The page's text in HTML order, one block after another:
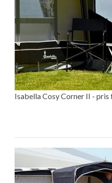
Isabella Cosy Corner II - pris